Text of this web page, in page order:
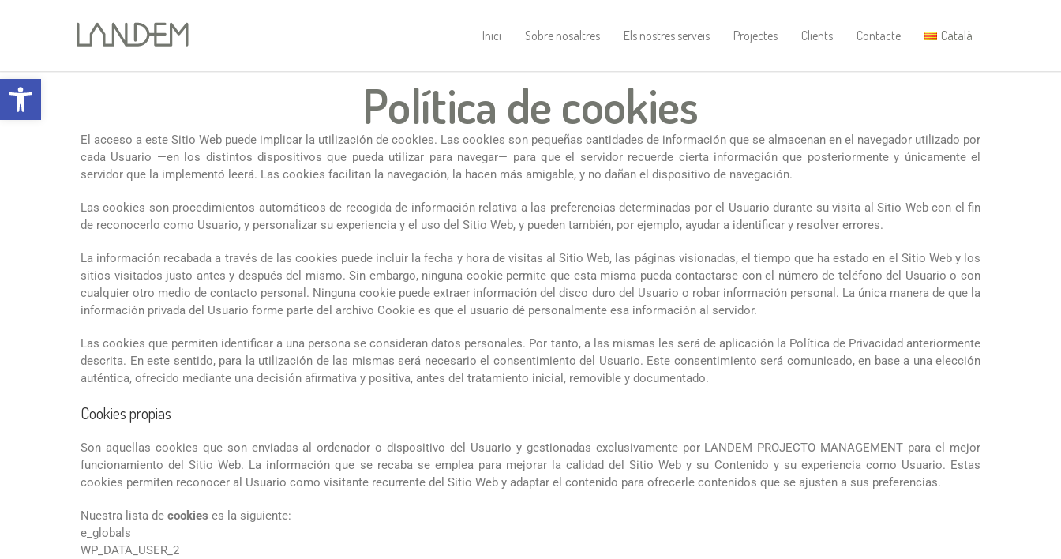
Obre la barra d'eines
Inici Sobre nosaltres Els nostres serveis Projectes Clients Contacte Català
Política de cookies
El acceso a este Sitio Web puede implicar la utilización de cookies. Las cookies son pequeñas cantidades de información que se almacenan en el navegador utilizado por
cada Usuario —en los distintos dispositivos que pueda utilizar para navegar— para que el servidor recuerde cierta información que posteriormente y únicamente el
servidor que la implementó leerá. Las cookies facilitan la navegación, la hacen más amigable, y no dañan el dispositivo de navegación.
Las cookies son procedimientos automáticos de recogida de información relativa a las preferencias determinadas por el Usuario durante su visita al Sitio Web con el fin
de reconocerlo como Usuario, y personalizar su experiencia y el uso del Sitio Web, y pueden también, por ejemplo, ayudar a identificar y resolver errores.
La información recabada a través de las cookies puede incluir la fecha y hora de visitas al Sitio Web, las páginas visionadas, el tiempo que ha estado en el Sitio Web y los
sitios visitados justo antes y después del mismo. Sin embargo, ninguna cookie permite que esta misma pueda contactarse con el número de teléfono del Usuario o con
cualquier otro medio de contacto personal. Ninguna cookie puede extraer información del disco duro del Usuario o robar información personal. La única manera de que la
información privada del Usuario forme parte del archivo Cookie es que el usuario dé personalmente esa información al servidor.
Las cookies que permiten identificar a una persona se consideran datos personales. Por tanto, a las mismas les será de aplicación la Política de Privacidad anteriormente
descrita. En este sentido, para la utilización de las mismas será necesario el consentimiento del Usuario. Este consentimiento será comunicado, en base a una elección
auténtica, ofrecido mediante una decisión afirmativa y positiva, antes del tratamiento inicial, removible y documentado.
Cookies propias
Son aquellas cookies que son enviadas al ordenador o dispositivo del Usuario y gestionadas exclusivamente por LANDEM PROJECTO MANAGEMENT para el mejor
funcionamiento del Sitio Web. La información que se recaba se emplea para mejorar la calidad del Sitio Web y su Contenido y su experiencia como Usuario. Estas
cookies permiten reconocer al Usuario como visitante recurrente del Sitio Web y adaptar el contenido para ofrecerle contenidos que se ajusten a sus preferencias.
Nuestra lista de cookies es la siguiente:
e_globals
WP_DATA_USER_2